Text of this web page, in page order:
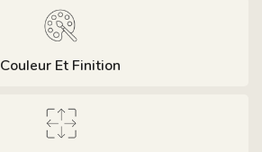
Couleur Et Finition